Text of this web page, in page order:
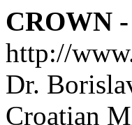
CROWN
http://
Dr.
Croatian